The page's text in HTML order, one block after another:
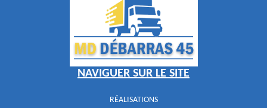
NAVIGUER SUR LE SITE
RÉALISATIONS